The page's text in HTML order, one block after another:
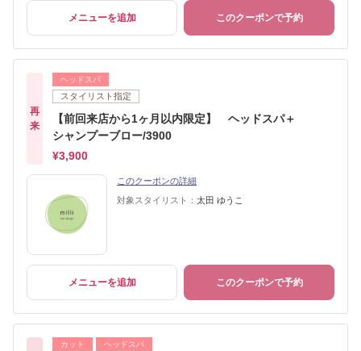
メニューを追加 このクーポンで予約
再
来
ヘッドスパ
スタイリスト指定
【前回来店から1ヶ月以内限定】 ヘッドスパ＋
シャンプーブロー/3900
¥3,900
このクーポンの詳細
対象スタイリスト： 太田 ゆうこ
メニューを追加 このクーポンで予約
カット ヘッドスパ